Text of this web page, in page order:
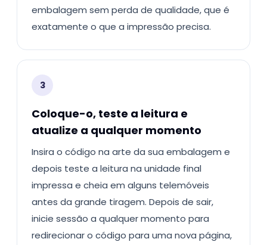
embalagem sem perda de qualidade, que é
exatamente o que a impressão precisa.
3
Coloque-o, teste a leitura e
atualize a qualquer momento
Insira o código na arte da sua embalagem e
depois teste a leitura na unidade final
impressa e cheia em alguns telemóveis
antes da grande tiragem. Depois de sair,
inicie sessão a qualquer momento para
redirecionar o código para uma nova página,